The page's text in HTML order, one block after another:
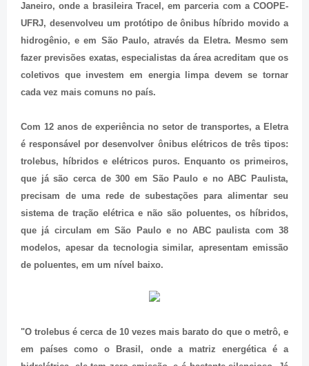
Janeiro, onde a brasileira Tracel, em parceria com a COOPE-
UFRJ, desenvolveu um protótipo de ônibus híbrido movido a
hidrogênio, e em São Paulo, através da Eletra. Mesmo sem
fazer previsões exatas, especialistas da área acreditam que os
coletivos que investem em energia limpa devem se tornar
cada vez mais comuns no país.
Com 12 anos de experiência no setor de transportes, a Eletra
é responsável por desenvolver ônibus elétricos de três tipos:
trolebus, híbridos e elétricos puros. Enquanto os primeiros,
que já são cerca de 300 em São Paulo e no ABC Paulista,
precisam de uma rede de subestações para alimentar seu
sistema de tração elétrica e não são poluentes, os híbridos,
que já circulam em São Paulo e no ABC paulista com 38
modelos, apesar da tecnologia similar, apresentam emissão
de poluentes, em um nível baixo.
"O trolebus é cerca de 10 vezes mais barato do que o metrô, e
em países como o Brasil, onde a matriz energética é a